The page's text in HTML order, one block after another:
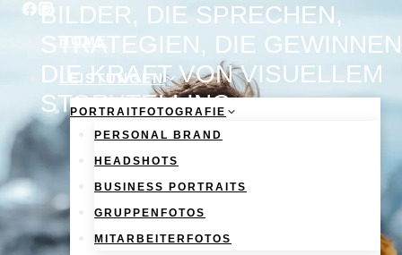
Skip
content
HOME
LEISTUNGEN
PORTRAITFOTOGRAFIE
PERSONAL BRAND
HEADSHOTS
BUSINESS PORTRAITS
GRUPPENFOTOS
MITARBEITERFOTOS
BILDER, DIE SPRECHEN,
STRATEGIEN, DIE GEWINNEN
DIE KRAFT VON VISUELLEM
STORYTELLING